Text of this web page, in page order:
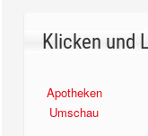
Klicken und
Apotheken
Umschau